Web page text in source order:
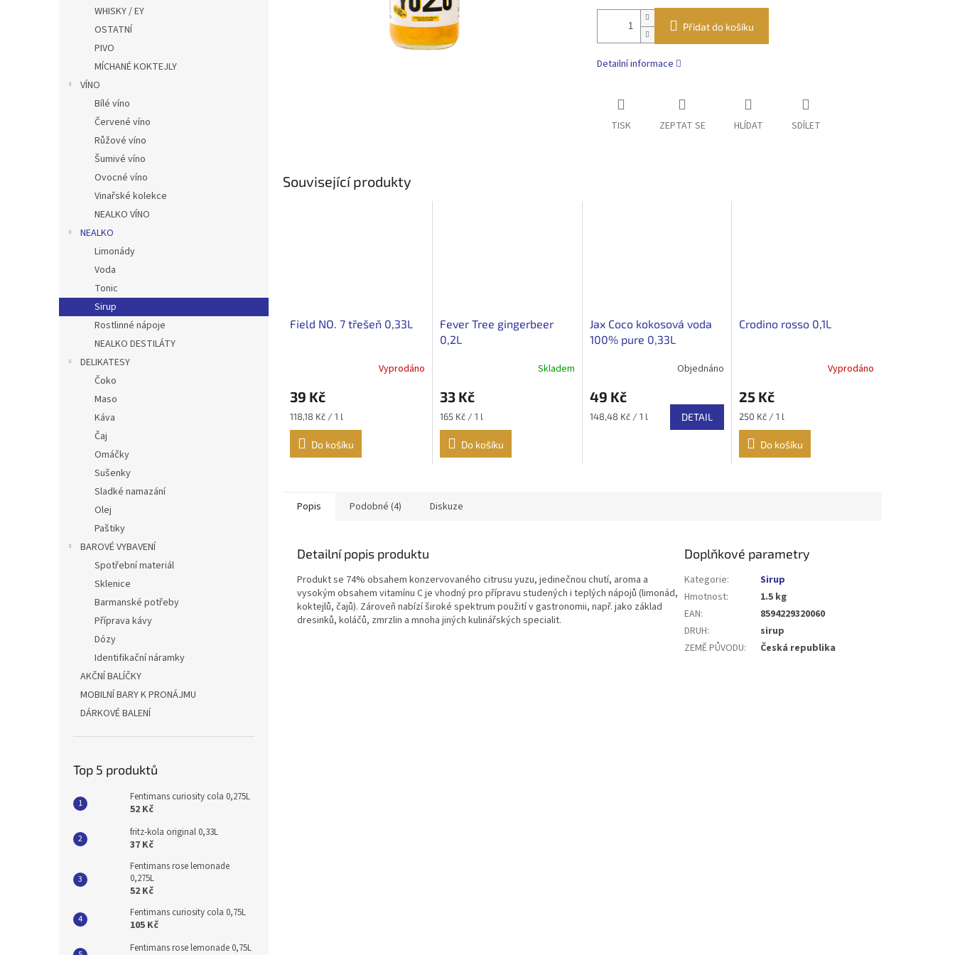
WHISKY / EY
OSTATNÍ
PIVO
MÍCHANÉ KOKTEJLY
VÍNO
Bílé víno
Červené víno
Růžové víno
Šumivé víno
Ovocné víno
Vinařské kolekce
NEALKO VÍNO
NEALKO
Limonády
Voda
Tonic
Sirup
Rostlinné nápoje
NEALKO DESTILÁTY
DELIKATESY
Čoko
Maso
Káva
Čaj
Omáčky
Sušenky
Sladké namazání
Olej
Paštiky
BAROVÉ VYBAVENÍ
Spotřební materiál
Sklenice
Barmanské potřeby
Příprava kávy
Dózy
Identifikační náramky
AKČNÍ BALÍČKY
MOBILNÍ BARY K PRONÁJMU
DÁRKOVÉ BALENÍ
Top 5 produktů
Fentimans curiosity cola 0,275L
52 Kč
fritz-kola original 0,33L
37 Kč
Fentimans rose lemonade
0,275L
52 Kč
Fentimans curiosity cola 0,75L
105 Kč
Fentimans rose lemonade 0,75L
Přidat do košíku
Detailní informace
TISK ZEPTAT SE HLÍDAT SDÍLET
Související produkty
Field NO. 7 třešeň 0,33L
Vyprodáno
39 Kč
Měrná
cena:
118,18 Kč / 1 l
Do košíku
Fever Tree gingerbeer
0,2L
Skladem
33 Kč
Měrná
cena:
165 Kč / 1 l
Do košíku
Jax Coco kokosová voda
100% pure 0,33L
Objednáno
49 Kč
Měrná
148,48 Kč / 1 l DETAIL
Crodino rosso 0,1L
Vyprodáno
25 Kč
Měrná
cena:
250 Kč / 1 l
Do košíku
Popis Podobné (4) Diskuze
Detailní popis produktu
Produkt se 74% obsahem konzervovaného citrusu yuzu, jedinečnou chutí, aroma a
vysokým obsahem vitamínu C je vhodný pro přípravu studených i teplých nápojů (limonád,
koktejlů, čajů). Zároveň nabízí široké spektrum použití v gastronomii, např. jako základ
dresinků, koláčů, zmrzlin a mnoha jiných kulinářských specialit.
Doplňkové parametry
Kategorie:
Sirup
Hmotnost:
1.5 kg
EAN:
8594229320060
DRUH:
sirup
ZEMĚ PŮVODU: Česká republika